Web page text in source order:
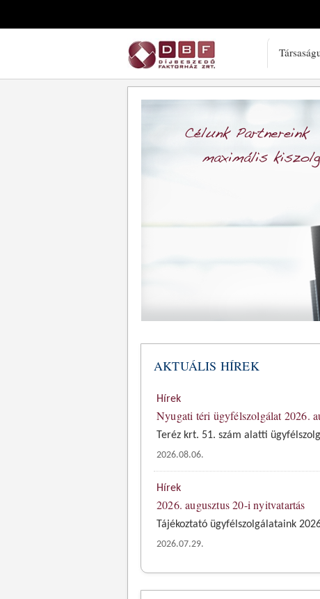
AKTUÁLIS HÍREK
Hírek
Nyugati téri ügyfélszolgálat 2026.
Teréz krt. 51. szám alatti
2026.08.06.
Hírek
2026. augusztus 20-i nyitvatartás
Tájékoztató ügyfélszolgálataink
2026.07.29.